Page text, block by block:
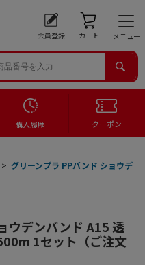
会員登録 カート メニュー
購入履歴 クーポン
> グリーンプラ PPバンド ショウデ
ウデンバンド A15 透
1セット（ご注文